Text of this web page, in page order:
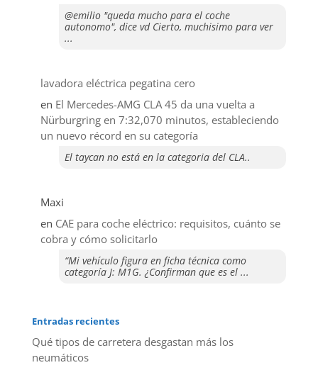
@emilio "queda mucho para el coche
autonomo", dice vd Cierto, muchisimo para ver
...
lavadora eléctrica pegatina cero
en El Mercedes-AMG CLA 45 da una vuelta a
Nürburgring en 7:32,070 minutos, estableciendo
un nuevo récord en su categoría
El taycan no está en la categoria del CLA..
Maxi
en CAE para coche eléctrico: requisitos, cuánto se
cobra y cómo solicitarlo
“Mi vehículo figura en ficha técnica como
categoría J: M1G. ¿Confirman que es el ...
Entradas recientes
Qué tipos de carretera desgastan más los
neumáticos